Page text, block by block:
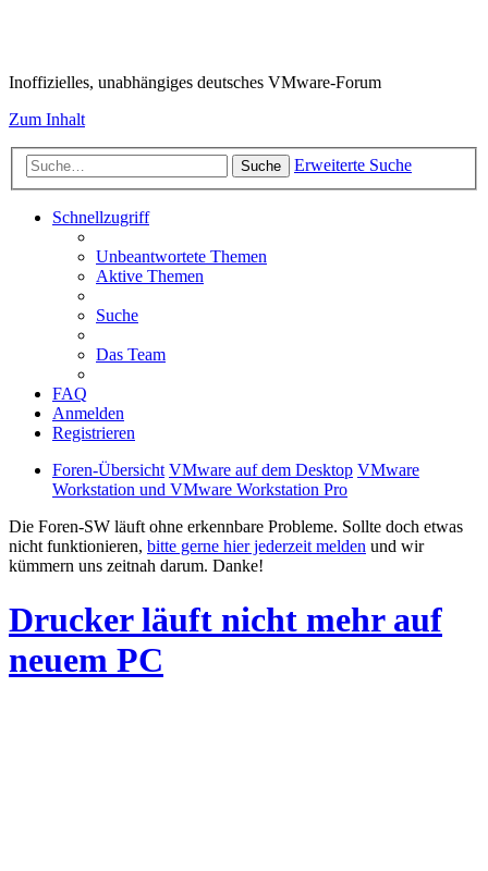
Inoffizielles, unabhängiges deutsches VMware-Forum
Zum Inhalt
Suche Erweiterte Suche
Schnellzugriff
Unbeantwortete Themen
Aktive Themen
Suche
Das Team
FAQ
Anmelden
Registrieren
Foren-Übersicht VMware auf dem Desktop VMware
Workstation und VMware Workstation Pro
Die Foren-SW läuft ohne erkennbare Probleme. Sollte doch etwas
nicht funktionieren, bitte gerne hier jederzeit melden und wir
kümmern uns zeitnah darum. Danke!
Drucker läuft nicht mehr auf
neuem PC